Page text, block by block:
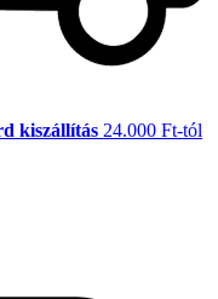
kiszállítás 24.000 Ft-tól